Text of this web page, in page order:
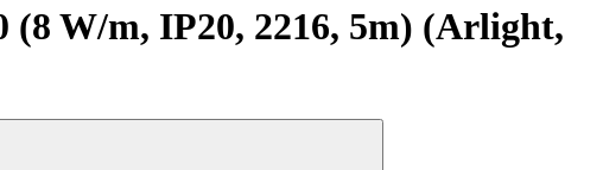
(8 W/m, IP20, 2216, 5m) (Arlight,